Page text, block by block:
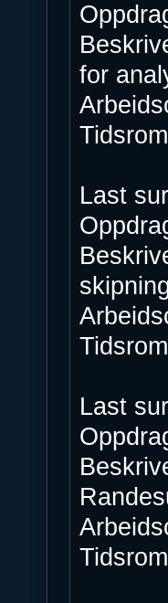
for
Last
Last